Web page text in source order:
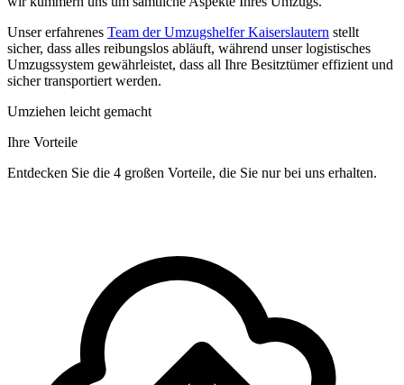
Unser erfahrenes Team der Umzugshelfer Kaiserslautern stellt
sicher, dass alles reibungslos abläuft, während unser logistisches
Umzugssystem gewährleistet, dass all Ihre Besitztümer effizient und
sicher transportiert werden.
Umziehen leicht gemacht
Ihre Vorteile
Entdecken Sie die 4 großen Vorteile, die Sie nur bei uns erhalten.